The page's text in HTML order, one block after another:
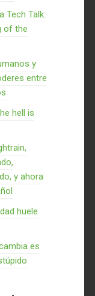
Tech Talk:
of the
y
entre
hell is
y ahora
huele
es